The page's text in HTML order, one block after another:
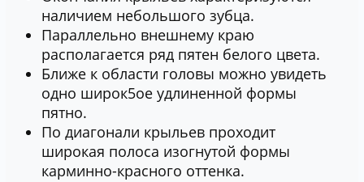
наличием небольшого зубца.
Параллельно внешнему краю
располагается ряд пятен белого цвета.
Ближе к области головы можно увидеть
одно широк5ое удлиненной формы
пятно.
По диагонали крыльев проходит
широкая полоса изогнутой формы
карминно-красного оттенка.